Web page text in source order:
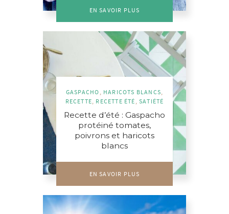
EN SAVOIR PLUS
GASPACHO , HARICOTS BLANCS,
RECETTE, RECETTE ÉTÉ , SATIÉTÉ
Recette d’été : Gaspacho
protéiné tomates,
poivrons et haricots
blancs
EN SAVOIR PLUS